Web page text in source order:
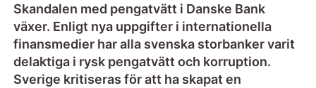
Skandalen med pengatvätt i Danske Bank
växer. Enligt nya uppgifter i internationella
finansmedier har alla svenska storbanker varit
delaktiga i rysk pengatvätt och korruption.
Sverige kritiseras för att ha skapat en